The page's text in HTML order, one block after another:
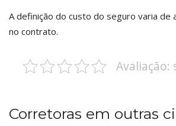
A definição do custo do seguro varia de
no contrato.
Avaliação:
Corretoras em outras